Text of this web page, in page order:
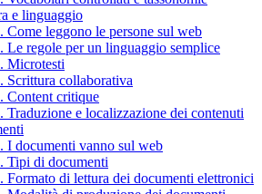
e linguaggio
Come leggono le persone sul web
Le regole per un linguaggio semplice
Microtesti
Scrittura collaborativa
Content critique
Traduzione e localizzazione dei contenuti
I documenti vanno sul web
Tipi di documenti
Formato di lettura dei documenti elettronici